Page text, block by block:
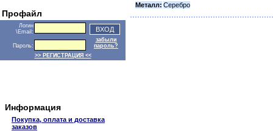
Профайл
Логин
\Email:
Пароль:
забыли
пароль?
>> РЕГИСТРАЦИЯ <<
Информация
Покупка, оплата и доставка
заказов
Металл: Серебро